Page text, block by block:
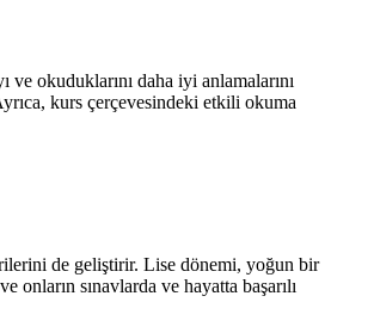
okuduklarını daha iyi anlamalarını
kurs çerçevesindeki etkili okuma
de geliştirir. Lise dönemi, yoğun bir
sınavlarda ve hayatta başarılı